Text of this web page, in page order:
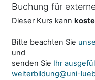
Buchung für
Dieser Kurs kann
Bitte beachten Sie
und
senden Sie Ihr
weiterbildung@uni-